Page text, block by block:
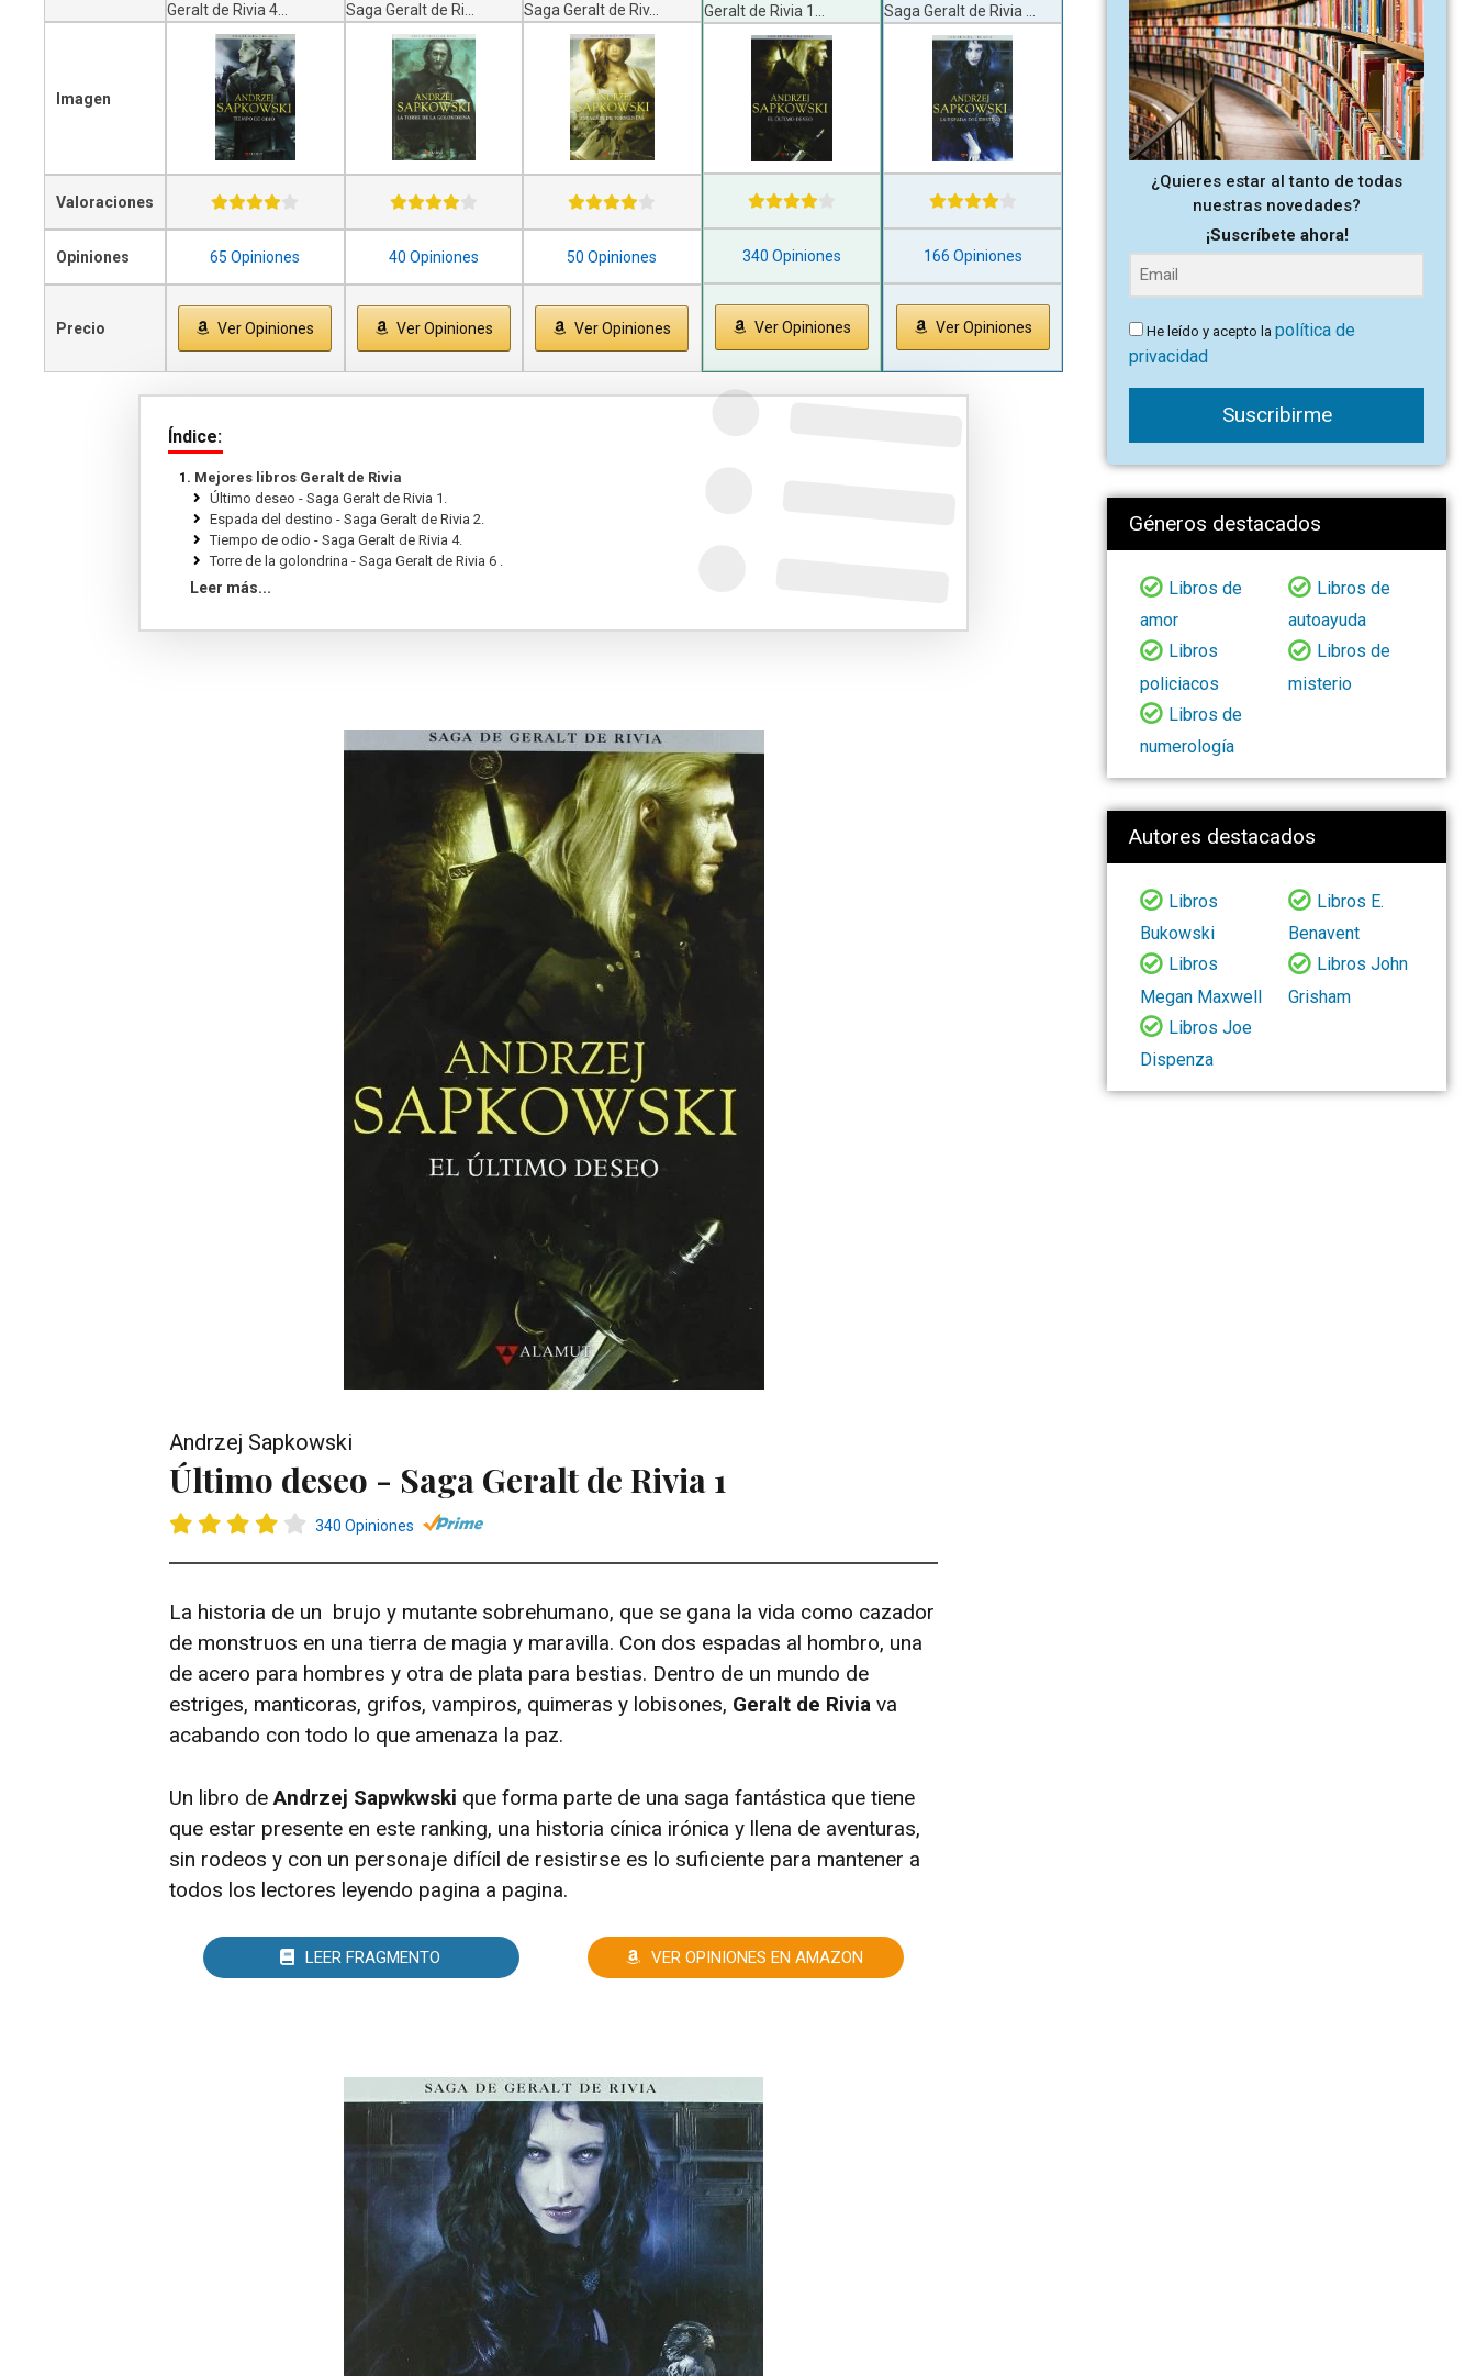
Imagen
Valoraciones
Opiniones
Precio
Geralt de Rivia 4...
65 Opiniones
Ver Opiniones
Saga Geralt de Ri...
40 Opiniones
Ver Opiniones
Saga Geralt de Riv...
50 Opiniones
Ver Opiniones
Geralt de Rivia 1...
340 Opiniones
Ver Opiniones
Saga Geralt de Rivia ...
166 Opiniones
Ver Opiniones
Índice:
Mejores libros Geralt de Rivia
Último deseo - Saga Geralt de Rivia 1.
Espada del destino - Saga Geralt de Rivia 2.
Tiempo de odio - Saga Geralt de Rivia 4.
Torre de la golondrina - Saga Geralt de Rivia 6 .
Estacion de tormentas - Saga Geralt de Rivia 8.
Leer más...
Andrzej Sapkowski
Último deseo - Saga Geralt de Rivia 1
340 Opiniones
La historia de un brujo y mutante sobrehumano, que se gana la vida como cazador
de monstruos en una tierra de magia y maravilla. Con dos espadas al hombro, una
de acero para hombres y otra de plata para bestias. Dentro de un mundo de
estriges, manticoras, grifos, vampiros, quimeras y lobisones, Geralt de Rivia va
acabando con todo lo que amenaza la paz.
Un libro de Andrzej Sapwkwski que forma parte de una saga fantástica que tiene
que estar presente en este ranking, una historia cínica irónica y llena de aventuras,
sin rodeos y con un personaje difícil de resistirse es lo suficiente para mantener a
todos los lectores leyendo pagina a pagina.
LEER FRAGMENTO VER OPINIONES EN AMAZON
¿Quieres estar al tanto de todas
nuestras novedades?
¡Suscríbete ahora!
He leído y acepto la política de
privacidad
Suscribirme
Géneros destacados
Libros de
amor
Libros de
autoayuda
Libros
policiacos
Libros de
misterio
Libros de
numerología
Autores destacados
Libros
Bukowski
Libros E.
Benavent
Libros
Megan Maxwell
Libros John
Grisham
Libros Joe
Dispenza